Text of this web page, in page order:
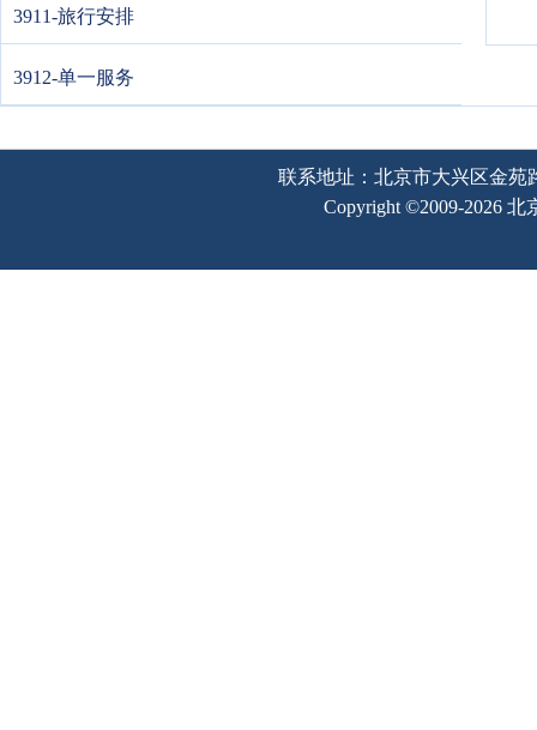
3911-旅行安排
3912-单一服务
联系地址：北京市大兴区金苑
Copyright ©2009-2026 北